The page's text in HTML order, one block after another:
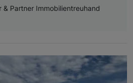
& Partner Immobilientreuhand